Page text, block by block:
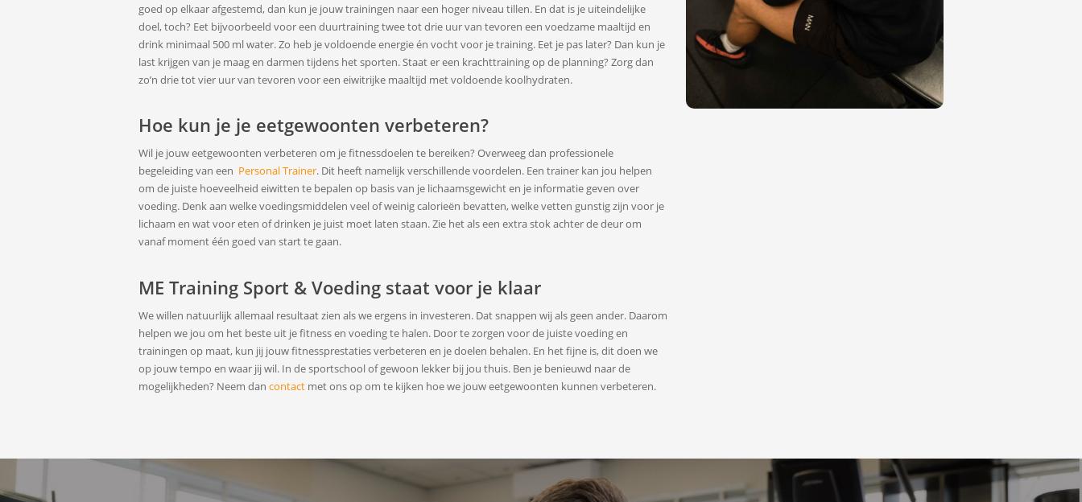
goed op elkaar afgestemd, dan kun je jouw trainingen naar een hoger niveau tillen. En dat is je uiteindelijke
doel, toch? Eet bijvoorbeeld voor een duurtraining twee tot drie uur van tevoren een voedzame maaltijd en
drink minimaal 500 ml water. Zo heb je voldoende energie én vocht voor je training. Eet je pas later? Dan kun je
last krijgen van je maag en darmen tijdens het sporten. Staat er een krachttraining op de planning? Zorg dan
zo’n drie tot vier uur van tevoren voor een eiwitrijke maaltijd met voldoende koolhydraten.
Hoe kun je je eetgewoonten verbeteren?
Wil je jouw eetgewoonten verbeteren om je fitnessdoelen te bereiken? Overweeg dan professionele
begeleiding van een Personal Trainer. Dit heeft namelijk verschillende voordelen. Een trainer kan jou helpen
om de juiste hoeveelheid eiwitten te bepalen op basis van je lichaamsgewicht en je informatie geven over
voeding. Denk aan welke voedingsmiddelen veel of weinig calorieën bevatten, welke vetten gunstig zijn voor je
lichaam en wat voor eten of drinken je juist moet laten staan. Zie het als een extra stok achter de deur om
vanaf moment één goed van start te gaan.
ME Training Sport & Voeding staat voor je klaar
We willen natuurlijk allemaal resultaat zien als we ergens in investeren. Dat snappen wij als geen ander. Daarom
helpen we jou om het beste uit je fitness en voeding te halen. Door te zorgen voor de juiste voeding en
trainingen op maat, kun jij jouw fitnessprestaties verbeteren en je doelen behalen. En het fijne is, dit doen we
op jouw tempo en waar jij wil. In de sportschool of gewoon lekker bij jou thuis. Ben je benieuwd naar de
mogelijkheden? Neem dancontact met ons op om te kijken hoe we jouw eetgewoonten kunnen verbeteren.